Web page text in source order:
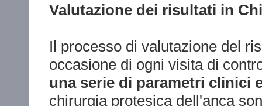
Valutazione dei risultati in
Il processo di valutazione del
occasione di ogni visita di
una serie di parametri clinici
chirurgia protesica dell'anca